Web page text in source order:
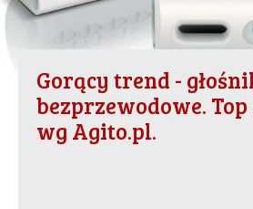
Gorący trend -
bezprzewodowe. Top
wg Agito.pl.